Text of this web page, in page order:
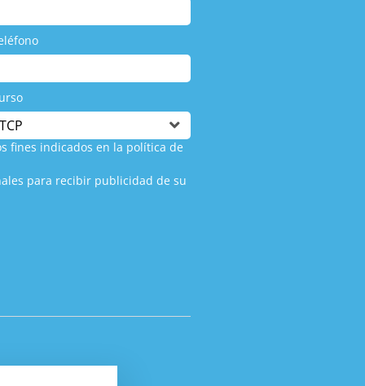
fines indicados en la política de
para recibir publicidad de su